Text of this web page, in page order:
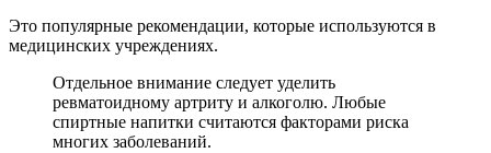
Это популярные рекомендации, которые используются в
медицинских учреждениях.
Отдельное внимание следует уделить
ревматоидному артриту и алкоголю. Любые
спиртные напитки считаются факторами риска
многих заболеваний.